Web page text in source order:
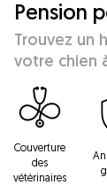
Pension
Trouvez un
votre chien
Couverture
des
vétérinaires